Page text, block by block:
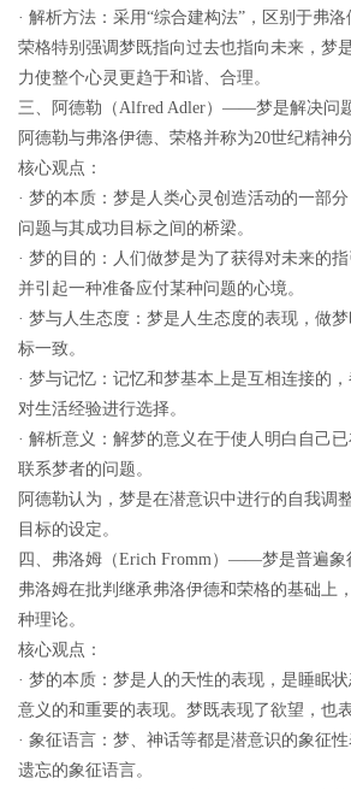
· 解析方法：采用“综合建构法”，区别于弗洛
荣格特别强调梦既指向过去也指向未来，梦
力使整个心灵更趋于和谐、合理。
三、阿德勒（Alfred Adler）——梦是解决问
阿德勒与弗洛伊德、荣格并称为20世纪精神
核心观点：
· 梦的本质：梦是人类心灵创造活动的一部
问题与其成功目标之间的桥梁。
· 梦的目的：人们做梦是为了获得对未来的
并引起一种准备应付某种问题的心境。
· 梦与人生态度：梦是人生态度的表现，做
标一致。
· 梦与记忆：记忆和梦基本上是互相连接的
对生活经验进行选择。
· 解析意义：解梦的意义在于使人明白自己
联系梦者的问题。
阿德勒认为，梦是在潜意识中进行的自我调
目标的设定。
四、弗洛姆（Erich Fromm）——梦是普遍象
弗洛姆在批判继承弗洛伊德和荣格的基础上
种理论。
核心观点：
· 梦的本质：梦是人的天性的表现，是睡眠
意义的和重要的表现。梦既表现了欲望，也
· 象征语言：梦、神话等都是潜意识的象征
遗忘的象征语言。